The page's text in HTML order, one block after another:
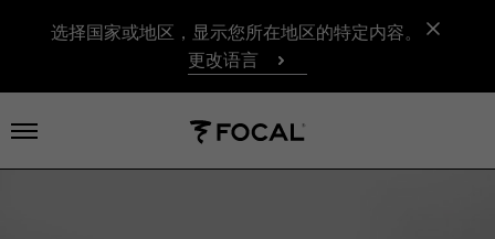
选择国家或地区，显示您所在地区的特定内容。
更改语言
打开菜单